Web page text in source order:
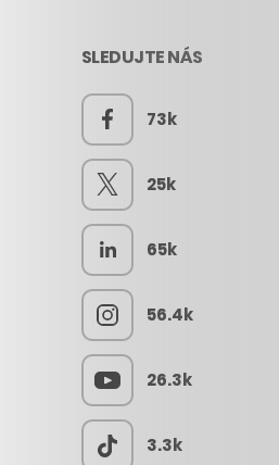
SLEDUJTE NÁS
73k
25k
65k
56.4k
26.3k
3.3k